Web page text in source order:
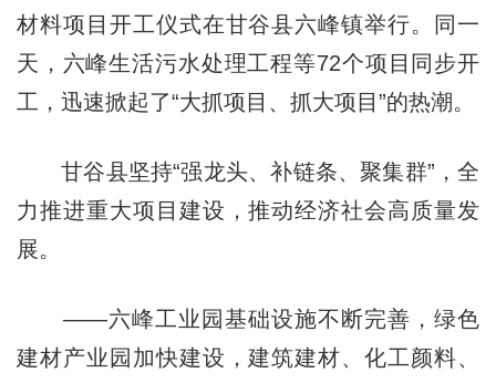
材料项目开工仪式在甘谷县六峰镇举行。同一
天，六峰生活污水处理工程等72个项目同步开
工，迅速掀起了“大抓项目、抓大项目”的热潮。
甘谷县坚持“强龙头、补链条、聚集群”，全
力推进重大项目建设，推动经济社会高质量发
展。
——六峰工业园基础设施不断完善，绿色
建材产业园加快建设，建筑建材、化工颜料、